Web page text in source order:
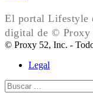
El portal Lifestyle
digital de © Proxy
© Proxy 52, Inc. -
Legal
Buscar: